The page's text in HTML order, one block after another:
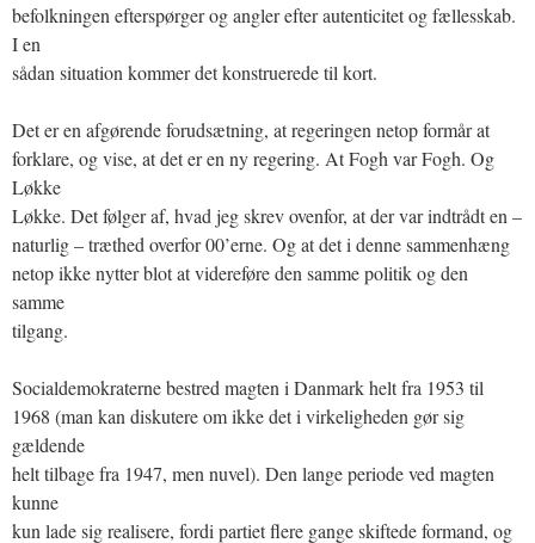
befolkningen efterspørger og angler efter autenticitet og fællesskab.
I en
sådan situation kommer det konstruerede til kort.
Det er en afgørende forudsætning, at regeringen netop formår at
forklare, og vise, at det er en ny regering. At Fogh var Fogh. Og
Løkke
Løkke. Det følger af, hvad jeg skrev ovenfor, at der var indtrådt en –
naturlig – træthed overfor 00’erne. Og at det i denne sammenhæng
netop ikke nytter blot at videreføre den samme politik og den
samme
tilgang.
Socialdemokraterne bestred magten i Danmark helt fra 1953 til
1968 (man kan diskutere om ikke det i virkeligheden gør sig
gældende
helt tilbage fra 1947, men nuvel). Den lange periode ved magten
kunne
kun lade sig realisere, fordi partiet flere gange skiftede formand, og